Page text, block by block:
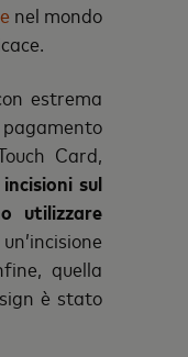
nel mondo
estrema
Card,
sul
utilizzare
quella
è stato